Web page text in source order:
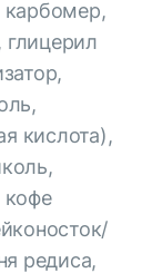
карбомер,
глицерил
кислота),
кофе
редиса,